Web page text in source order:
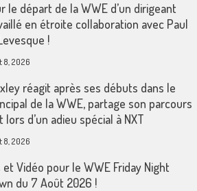
le départ de la WWE d’un dirigeant
en étroite collaboration avec Paul
!
8, 2026
réagit après ses débuts dans le
de la WWE, partage son parcours
lors d’un adieu spécial à NXT
8, 2026
Vidéo pour le WWE Friday Night
du 7 Août 2026 !